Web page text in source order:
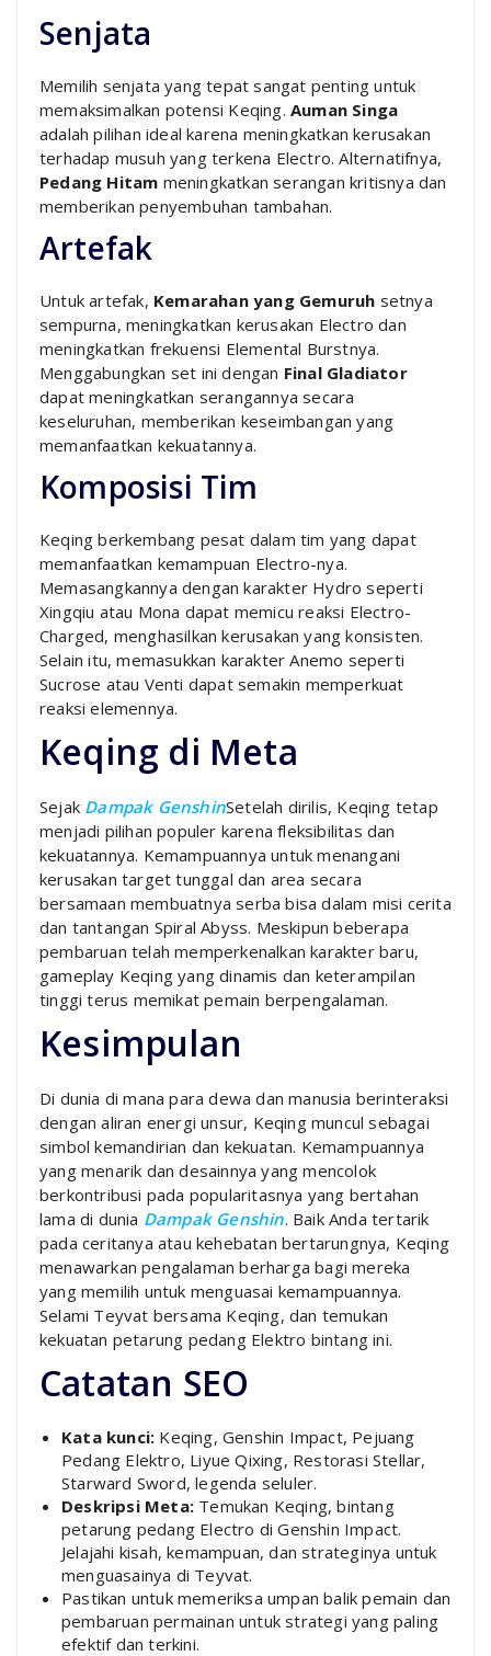
Senjata
Memilih senjata yang tepat sangat penting untuk
memaksimalkan potensi Keqing. Auman Singa
adalah pilihan ideal karena meningkatkan kerusakan
terhadap musuh yang terkena Electro. Alternatifnya,
Pedang Hitam meningkatkan serangan kritisnya dan
memberikan penyembuhan tambahan.
Artefak
Untuk artefak, Kemarahan yang Gemuruh setnya
sempurna, meningkatkan kerusakan Electro dan
meningkatkan frekuensi Elemental Burstnya.
Menggabungkan set ini dengan Final Gladiator
dapat meningkatkan serangannya secara
keseluruhan, memberikan keseimbangan yang
memanfaatkan kekuatannya.
Komposisi Tim
Keqing berkembang pesat dalam tim yang dapat
memanfaatkan kemampuan Electro-nya.
Memasangkannya dengan karakter Hydro seperti
Xingqiu atau Mona dapat memicu reaksi Electro-
Charged, menghasilkan kerusakan yang konsisten.
Selain itu, memasukkan karakter Anemo seperti
Sucrose atau Venti dapat semakin memperkuat
reaksi elemennya.
Keqing di Meta
Sejak Dampak GenshinSetelah dirilis, Keqing tetap
menjadi pilihan populer karena fleksibilitas dan
kekuatannya. Kemampuannya untuk menangani
kerusakan target tunggal dan area secara
bersamaan membuatnya serba bisa dalam misi cerita
dan tantangan Spiral Abyss. Meskipun beberapa
pembaruan telah memperkenalkan karakter baru,
gameplay Keqing yang dinamis dan keterampilan
tinggi terus memikat pemain berpengalaman.
Kesimpulan
Di dunia di mana para dewa dan manusia berinteraksi
dengan aliran energi unsur, Keqing muncul sebagai
simbol kemandirian dan kekuatan. Kemampuannya
yang menarik dan desainnya yang mencolok
berkontribusi pada popularitasnya yang bertahan
lama di dunia Dampak Genshin. Baik Anda tertarik
pada ceritanya atau kehebatan bertarungnya, Keqing
menawarkan pengalaman berharga bagi mereka
yang memilih untuk menguasai kemampuannya.
Selami Teyvat bersama Keqing, dan temukan
kekuatan petarung pedang Elektro bintang ini.
Catatan SEO
Kata kunci: Keqing, Genshin Impact, Pejuang
Pedang Elektro, Liyue Qixing, Restorasi Stellar,
Starward Sword, legenda seluler.
Deskripsi Meta: Temukan Keqing, bintang
petarung pedang Electro di Genshin Impact.
Jelajahi kisah, kemampuan, dan strateginya untuk
menguasainya di Teyvat.
Pastikan untuk memeriksa umpan balik pemain dan
pembaruan permainan untuk strategi yang paling
efektif dan terkini.